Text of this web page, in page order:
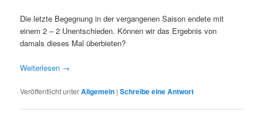
Die letzte Begegnung in der vergangenen Saison endete mit
einem 2 – 2 Unentschieden. Können wir das Ergebnis von
damals dieses Mal überbieten?
Weiterlesen →
Veröffentlicht unterAllgemein |Schreibe eine Antwort